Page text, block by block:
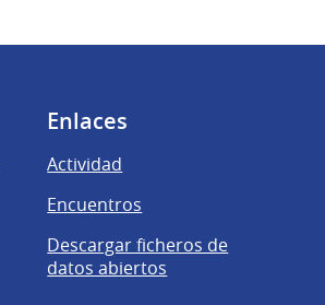
Enlaces
Actividad
Encuentros
Descargar ficheros de
datos abiertos